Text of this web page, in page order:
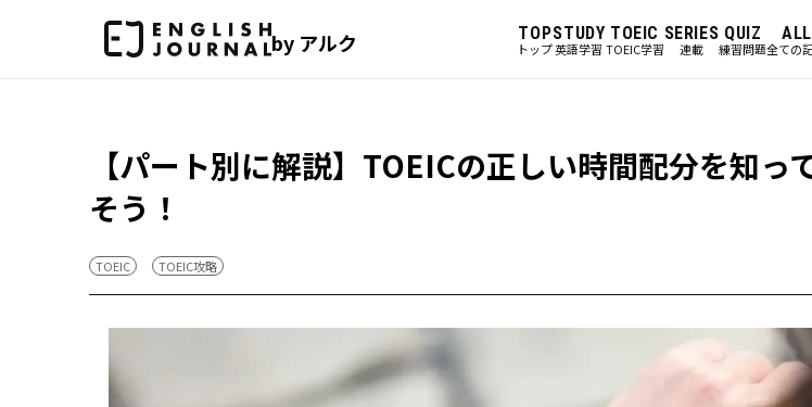
by アルク TOP
トップ
STUDY
英語学習
TOEIC
TOEIC学習
SERIES
連載
QUIZ
練習問題
ALL
全ての
【パート別に解説】TOEICの正しい時間配分を知っ
そう！
TOEIC TOEIC攻略